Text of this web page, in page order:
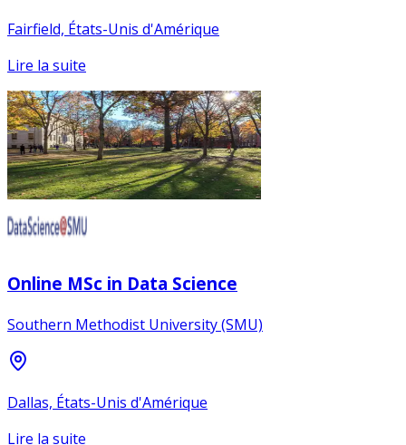
Fairfield, États-Unis d'Amérique
Lire la suite
Online MSc in Data Science
Southern Methodist University (SMU)
Dallas, États-Unis d'Amérique
Lire la suite